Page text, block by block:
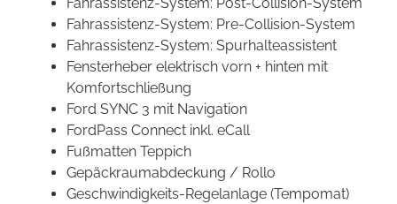
Fahrassistenz-System: Pre-Collision-System
Fahrassistenz-System: Spurhalteassistent
Fensterheber elektrisch vorn + hinten mit
Komfortschließung
Ford SYNC 3 mit Navigation
FordPass Connect inkl. eCall
Fußmatten Teppich
Gepäckraumabdeckung / Rollo
Geschwindigkeits-Regelanlage (Tempomat)